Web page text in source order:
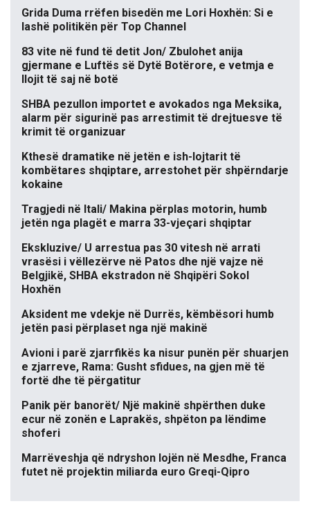
Grida Duma rrëfen bisedën me Lori Hoxhën: Si e
lashë politikën për Top Channel
83 vite në fund të detit Jon/ Zbulohet anija
gjermane e Luftës së Dytë Botërore, e vetmja e
llojit të saj në botë
SHBA pezullon importet e avokados nga Meksika,
alarm për sigurinë pas arrestimit të drejtuesve të
krimit të organizuar
Kthesë dramatike në jetën e ish-lojtarit të
kombëtares shqiptare, arrestohet për shpërndarje
kokaine
Tragjedi në Itali/ Makina përplas motorin, humb
jetën nga plagët e marra 33-vjeçari shqiptar
Ekskluzive/ U arrestua pas 30 vitesh në arrati
vrasësi i vëllezërve në Patos dhe një vajze në
Belgjikë, SHBA ekstradon në Shqipëri Sokol
Hoxhën
Aksident me vdekje në Durrës, këmbësori humb
jetën pasi përplaset nga një makinë
Avioni i parë zjarrfikës ka nisur punën për shuarjen
e zjarreve, Rama: Gusht sfidues, na gjen më të
fortë dhe të përgatitur
Panik për banorët/ Një makinë shpërthen duke
ecur në zonën e Laprakës, shpëton pa lëndime
shoferi
Marrëveshja që ndryshon lojën në Mesdhe, Franca
futet në projektin miliarda euro Greqi-Qipro